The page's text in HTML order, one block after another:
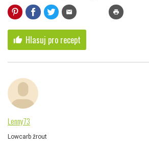
mail print
thumb_up Hlasuj pro recept
Lenny73
Lowcarb žrout